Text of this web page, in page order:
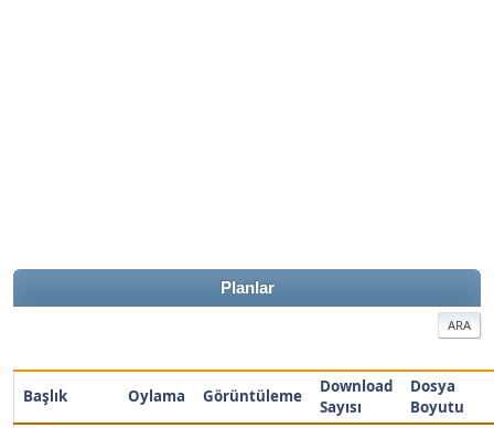
Planlar
ARA
Başlık Oylama Görüntüleme
Download
Sayısı
Dosya
Boyutu